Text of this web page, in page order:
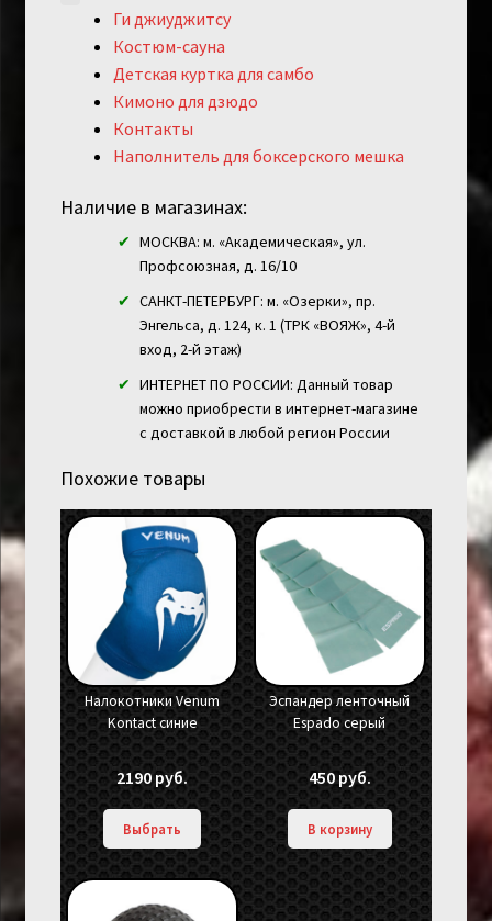
Ги джиуджитсу
Костюм-сауна
Детская куртка для самбо
Кимоно для дзюдо
Контакты
Наполнитель для боксерского мешка
Наличие в магазинах:
МОСКВА: м. «Академическая», ул.
Профсоюзная, д. 16/10
САНКТ-ПЕТЕРБУРГ: м. «Озерки», пр.
Энгельса, д. 124, к. 1 (ТРК «ВОЯЖ», 4-й
вход, 2-й этаж)
ИНТЕРНЕТ ПО РОССИИ: Данный товар
можно приобрести в интернет-магазине
с доставкой в любой регион России
Похожие товары
Налокотники Venum
Kontact синие
2190 руб.
Выбрать
Эспандер ленточный
Espado серый
450руб.
В корзину